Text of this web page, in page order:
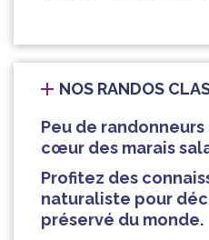
NOS RANDOS
Peu de
cœur des marais
Profitez des
naturaliste pour
préservé du monde.